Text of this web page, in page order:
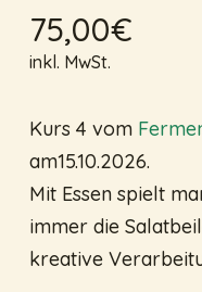
75,00€
inkl. MwSt.
Kurs 4 vom
am15.10.2026.
Mit Essen spielt
immer die
kreative
Name
E-Mail